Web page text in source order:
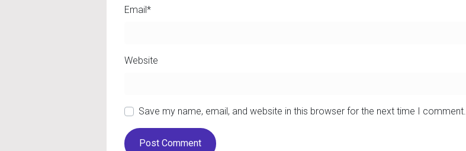
Email*
Website
Save my name, email, and website in this browser for the next time I comment.